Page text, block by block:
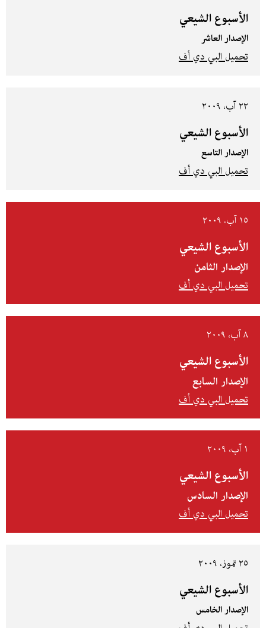
الأسبوع الشيعي
الإصدار العاشر
تحميل البي دي أف
٢٢ آب، ٢٠٠٩
الأسبوع الشيعي
الإصدار التاسع
تحميل البي دي أف
١٥ آب، ٢٠٠٩
الأسبوع الشيعي
الإصدار الثامن
تحميل البي دي أف
٨ آب، ٢٠٠٩
الأسبوع الشيعي
الإصدار السابع
تحميل البي دي أف
١ آب، ٢٠٠٩
الأسبوع الشيعي
الإصدار السادس
تحميل البي دي أف
٢٥ تموز، ٢٠٠٩
الأسبوع الشيعي
الإصدار الخامس